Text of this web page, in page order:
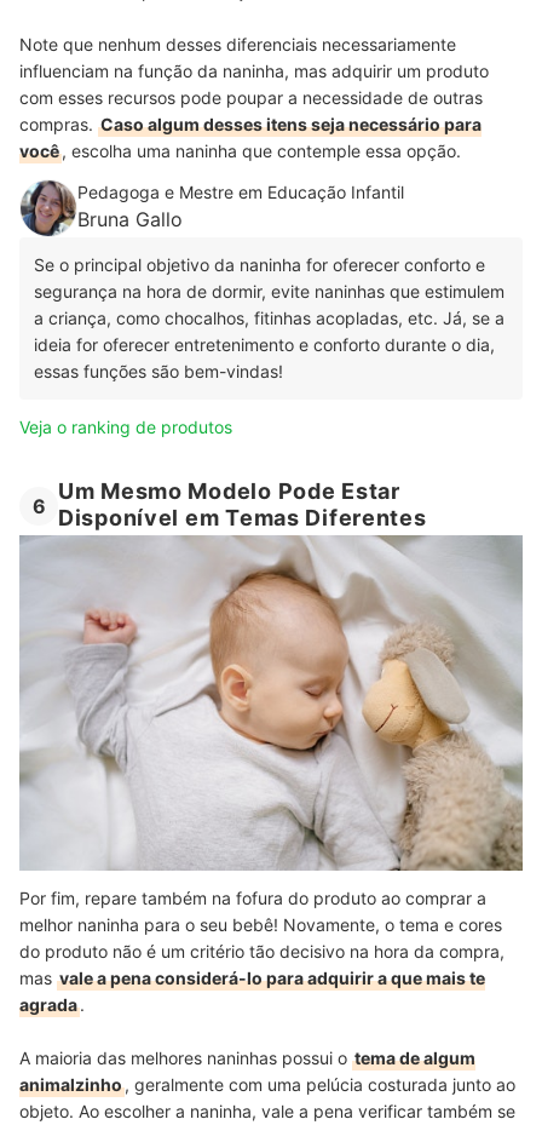
Note que nenhum desses diferenciais necessariamente
influenciam na função da naninha, mas adquirir um produto
com esses recursos pode poupar a necessidade de outras
compras. Caso algum desses itens seja necessário para
você, escolha uma naninha que contemple essa opção.
Pedagoga e Mestre em Educação Infantil
Bruna Gallo
Se o principal objetivo da naninha for oferecer conforto e
segurança na hora de dormir, evite naninhas que estimulem
a criança, como chocalhos, fitinhas acopladas, etc. Já, se a
ideia for oferecer entretenimento e conforto durante o dia,
essas funções são bem-vindas!
Veja o ranking de produtos
6
Um Mesmo Modelo Pode Estar
Disponível em Temas Diferentes
Por fim, repare também na fofura do produto ao comprar a
melhor naninha para o seu bebê! Novamente, o tema e cores
do produto não é um critério tão decisivo na hora da compra,
mas vale a pena considerá-lo para adquirir a que mais te
agrada.
A maioria das melhores naninhas possui o tema de algum
animalzinho, geralmente com uma pelúcia costurada junto ao
objeto. Ao escolher a naninha, vale a pena verificar também se